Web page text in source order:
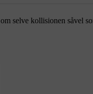
selve kollisionen såvel